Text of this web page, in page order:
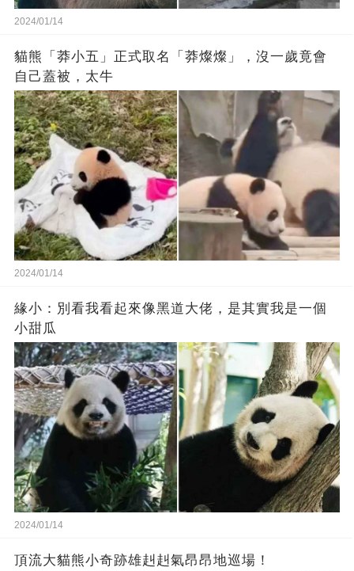
2024/01/14
貓熊「莽小五」正式取名「莽燦燦」，沒一歲竟會
自己蓋被，太牛
2024/01/14
緣小：別看我看起來‬像‬黑道‬大佬‬，是其實我是一個
小甜瓜‬
2024/01/14
頂流大貓熊小奇跡雄赳赳氣昂昂地巡場！